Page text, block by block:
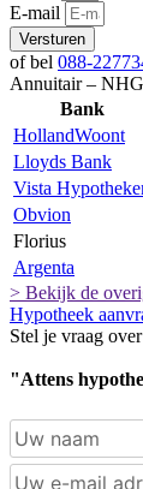
E-mail
Versturen
of bel 088-
Annuitair –
Bank
HollandWoont
Lloyds Bank
Vista
Obvion
Florius
Argenta
> Bekijk de
Hypotheek
Stel je vraag
"Attens